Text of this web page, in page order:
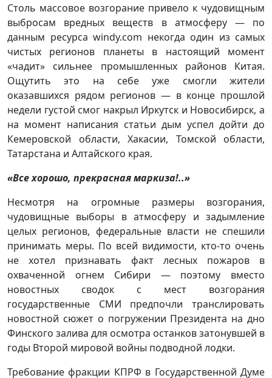
Столь массовое возгорание привело к чудовищным
выбросам вредных веществ в атмосферу — по
данным ресурса windy.com некогда один из самых
чистых регионов планеты в настоящий момент
«чадит» сильнее промышленных районов Китая.
Ощутить это на себе уже смогли жители
оказавшихся рядом регионов — в конце прошлой
недели густой смог накрыл Иркутск и Новосибирск, а
на момент написания статьи дым успел дойти до
Кемеровской области, Хакасии, Томской области,
Татарстана и Алтайского края.
«Все хорошо, прекрасная маркиза!..»
Несмотря на огромные размеры возгорания,
чудовищные выборы в атмосферу и задымление
целых регионов, федеральные власти не спешили
принимать меры. По всей видимости, кто-то очень
не хотел признавать факт лесных пожаров в
охваченной огнем Сибири — поэтому вместо
новостных сводок с мест возгорания
государственные СМИ предпочли транслировать
новостной сюжет о погружении Президента на дно
Финского залива для осмотра останков затонувшей в
годы Второй мировой войны подводной лодки.
Требование фракции КПРФ в Государственной Думе